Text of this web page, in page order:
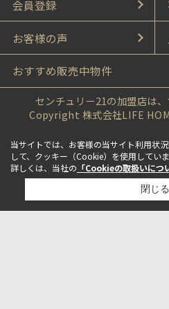
会員登録
お客様の声
おすすめ販売中物件
センチュリー21の加盟店は、
Copyright 株式会社LIFE
当サイトでは、お客様の当サイト利用状
して、クッキー（Cookie）を使用していま
詳しくは、当社の 「Cookieの取扱いにつ
閉じる